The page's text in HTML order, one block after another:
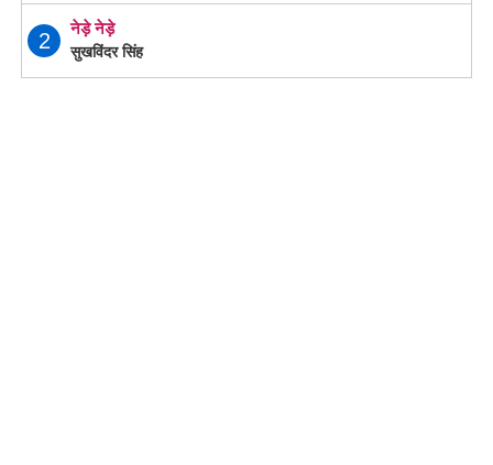
2
नेड़े नेड़े
सुखविंदर सिंह